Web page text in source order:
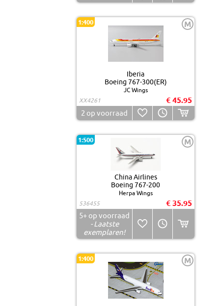
1:400 M
Iberia
Boeing 767-300(ER)
JC Wings
XX4261
€ 45.95
2 op voorraad
1:500 M
China Airlines
Boeing 767-200
Herpa Wings
536455
€ 35.95
5+ op voorraad
- Laatste
exemplaren!
1:400 M